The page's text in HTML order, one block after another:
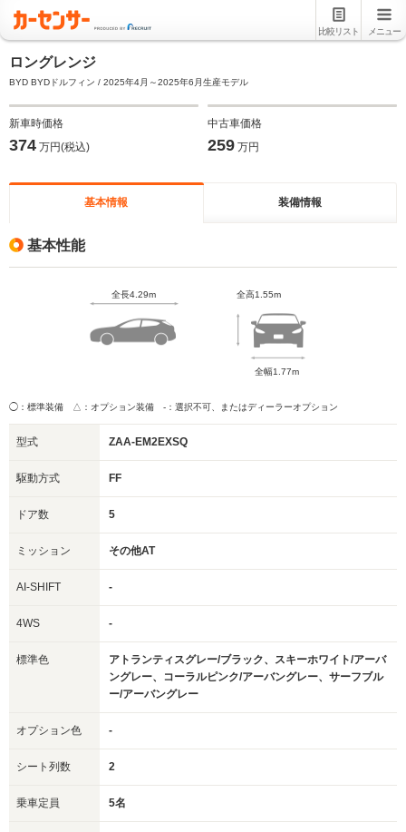
比較リスト メニュー
ロングレンジ
BYD BYDドルフィン / 2025年4月～2025年6月生産モデル
新車時価格
374 万円(税込)
中古車価格
259 万円
基本情報 装備情報
基本性能
全長4.29m 全高1.55m
全幅1.77m
◯：標準装備 △：オプション装備 -：選択不可、またはディーラーオプション
型式 ZAA-EM2EXSQ
駆動方式 FF
ドア数 5
ミッション その他AT
AI-SHIFT -
4WS -
標準色
アトランティスグレー/ブラック、スキーホワイト/アーバ
ングレー、コーラルピンク/アーバングレー、サーフブル
ー/アーバングレー
オプション色 -
シート列数 2
乗車定員 5名